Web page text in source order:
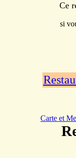
Ce
si
Carte et